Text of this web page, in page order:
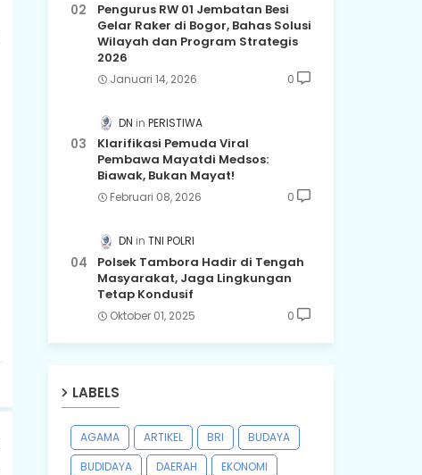
Pengurus RW 01 Jembatan Besi
Gelar Raker di Bogor, Bahas Solusi
Wilayah dan Program Strategis
2026
Januari 14, 2026 0
DN PERISTIWA
Klarifikasi Pemuda Viral
Pembawa Mayatdi Medsos:
Biawak, Bukan Mayat!
Februari 08, 2026 0
DN TNI POLRI
Polsek Tambora Hadir di Tengah
Masyarakat, Jaga Lingkungan
Tetap Kondusif
Oktober 01, 2025 0
LABELS
AGAMA ARTIKEL BRI
BUDAYA
BUDIDAYA
DAERAH
EKONOMI